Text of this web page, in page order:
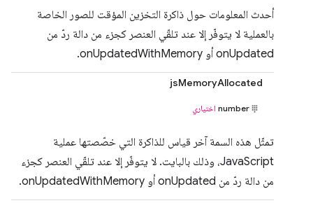
أحدث المعلومات حول ذاكرة التخزين المؤقت للصور الخاصة
بالعملية لا يتوفّر إلا عند تلقّي العنصر كجزء من دالة ردّ من
onUpdated أو onUpdatedWithMemory.
jsMemoryAllocated
number اختياري
تمثّل هذه السمة آخر قياس للذاكرة التي خصّصتها عملية
JavaScript، وذلك بالبايت. لا يتوفّر إلا عند تلقّي العنصر كجزء
من دالة ردّ من onUpdated أو onUpdatedWithMemory.